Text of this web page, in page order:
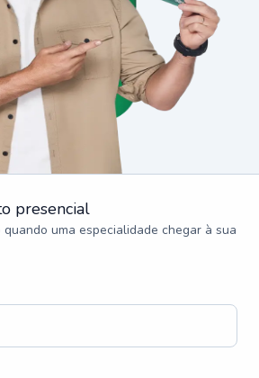
presencial
uma especialidade chegar à sua